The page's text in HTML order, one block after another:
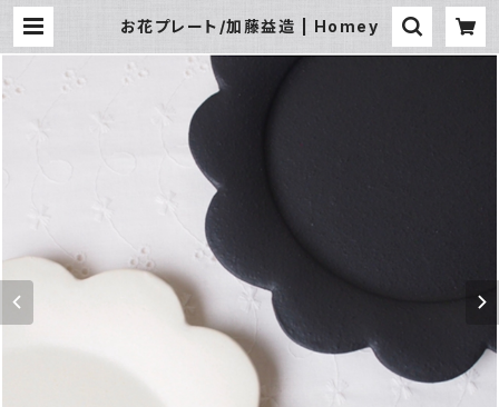
お花プレート/加藤益造 | Homey